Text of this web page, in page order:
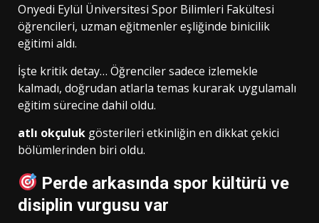
Onyedi Eylül Üniversitesi Spor Bilimleri Fakültesi
öğrencileri, uzman eğitmenler eşliğinde binicilik
eğitimi aldı.
İşte kritik detay… Öğrenciler sadece izlemekle
kalmadı, doğrudan atlarla temas kurarak uygulamalı
eğitim sürecine dahil oldu.
atlı okçuluk gösterileri etkinliğin en dikkat çekici
bölümlerinden biri oldu.
Perde arkasında spor kültürü ve
disiplin vurgusu var